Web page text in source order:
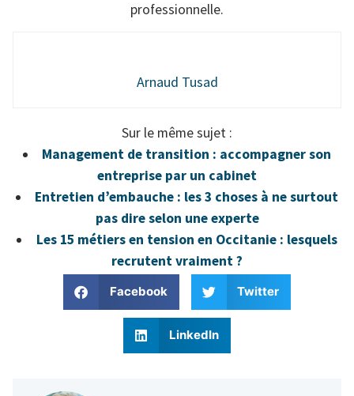
professionnelle.
Arnaud Tusad
Sur le même sujet :
Management de transition : accompagner son
entreprise par un cabinet
Entretien d’embauche : les 3 choses à ne surtout
pas dire selon une experte
Les 15 métiers en tension en Occitanie : lesquels
recrutent vraiment ?
Facebook Twitter
LinkedIn